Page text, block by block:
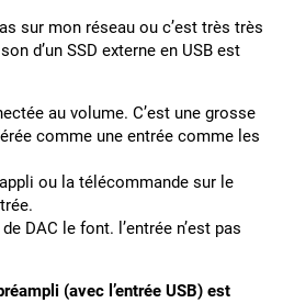
sur mon réseau ou c’est très très
d’un SSD externe en USB est
au volume. C’est une grosse
comme une entrée comme les
ou la télécommande sur le
DAC le font. l’entrée n’est pas
(avec l’entrée USB) est